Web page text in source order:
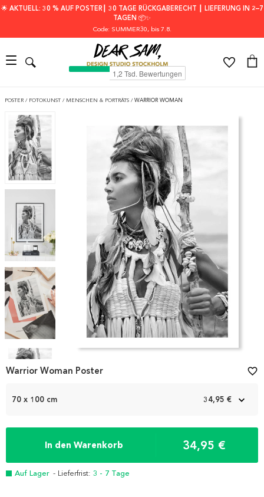
🌟 AKTUELL: 30 % AUF POSTER┃ 30 TAGE RÜCKGABERECHT ┃ LIEFERUNG IN 2–7
TAGEN 📦✨
Code: SUMMER30, bis 7.8.
POSTER / FOTOKUNST / MENSCHEN & PORTRÄTS / WARRIOR WOMAN
1
70 x 100 cm 34,95 €
In den Warenkorb 34,95 €
Auf Lager - Lieferfrist: 3 - 7 Tage
Warrior Woman Poster favorite_border